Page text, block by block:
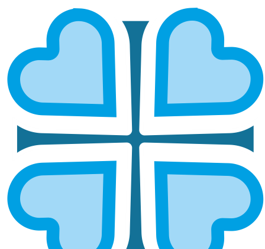
БАРЫШСКАЯ И ИНЗЕНСКАЯ
ГЛАВНАЯ МИТРОПОЛИИ БАРЫШСКАЯ И ИНЗЕНСКАЯ
Епархией управляет епископ Барышский и
Инзенский Ириней
ОСНОВНЫЕ НАПРАВЛЕНИЯ
РАБОТЫ
Социальное служение